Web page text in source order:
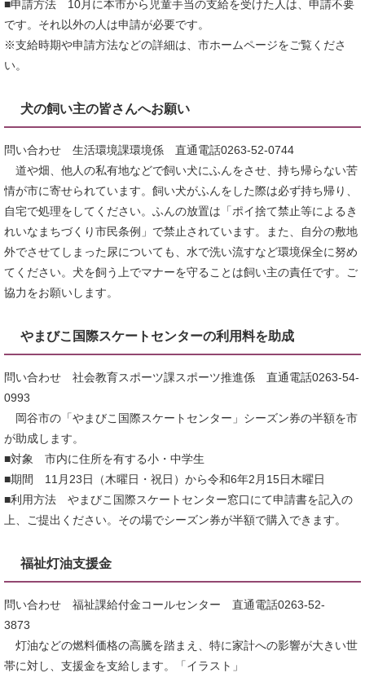
■申請方法 10月に本市から児童手当の支給を受けた人は、申請不要
です。それ以外の人は申請が必要です。
※支給時期や申請方法などの詳細は、市ホームページをご覧くださ
い。
犬の飼い主の皆さんへお願い
問い合わせ 生活環境課環境係 直通電話0263-52-0744
道や畑、他人の私有地などで飼い犬にふんをさせ、持ち帰らない苦
情が市に寄せられています。飼い犬がふんをした際は必ず持ち帰り、
自宅で処理をしてください。ふんの放置は「ポイ捨て禁止等によるき
れいなまちづくり市民条例」で禁止されています。また、自分の敷地
外でさせてしまった尿についても、水で洗い流すなど環境保全に努め
てください。犬を飼う上でマナーを守ることは飼い主の責任です。ご
協力をお願いします。
やまびこ国際スケートセンターの利用料を助成
問い合わせ 社会教育スポーツ課スポーツ推進係 直通電話0263-54-
0993
岡谷市の「やまびこ国際スケートセンター」シーズン券の半額を市
が助成します。
■対象 市内に住所を有する小・中学生
■期間 11月23日（木曜日・祝日）から令和6年2月15日木曜日
■利用方法 やまびこ国際スケートセンター窓口にて申請書を記入の
上、ご提出ください。その場でシーズン券が半額で購入できます。
福祉灯油支援金
問い合わせ 福祉課給付金コールセンター 直通電話0263-52-
3873
灯油などの燃料価格の高騰を踏まえ、特に家計への影響が大きい世
帯に対し、支援金を支給します。「イラスト」